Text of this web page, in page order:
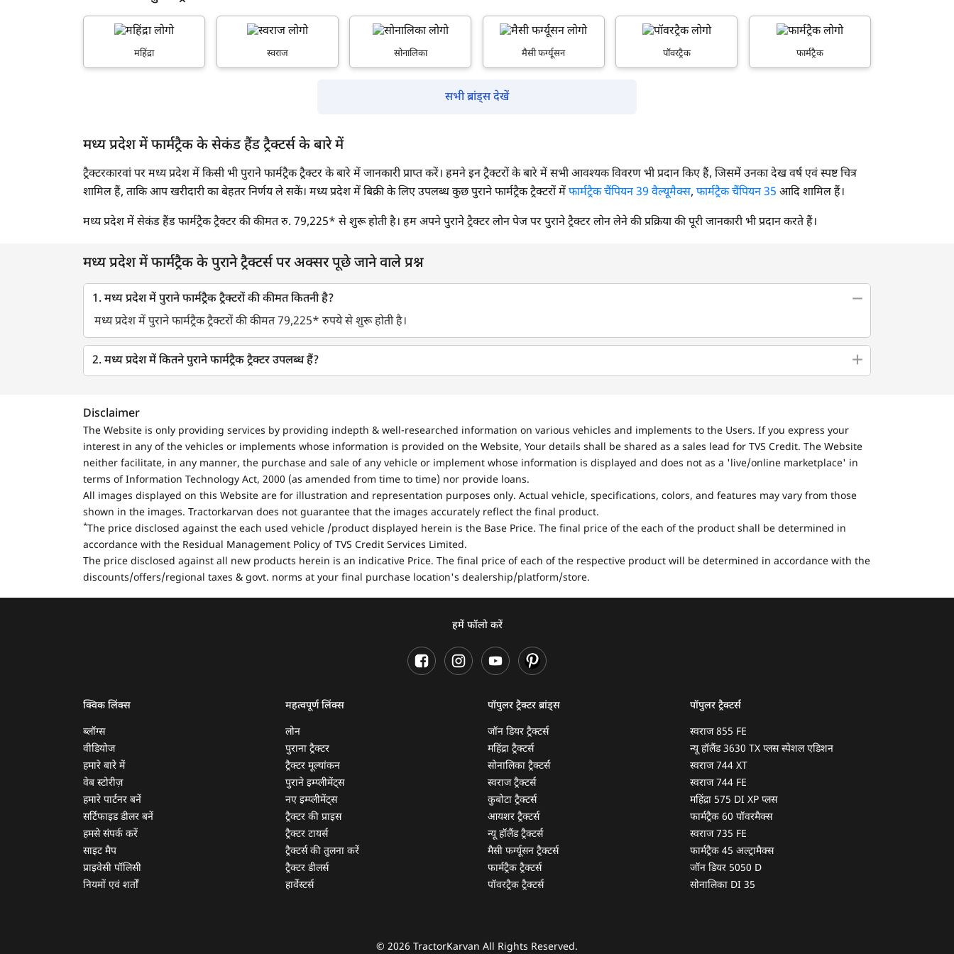
महिंद्रा स्वराज सोनालिका मैसी फर्ग्यूसन पॉवरट्रैक फार्मट्रैक
सभी ब्रांड्स देखें
मध्य प्रदेश में फार्मट्रैक के सेकंड हैंड ट्रैक्टर्स के बारे में
ट्रैक्टरकारवां पर मध्य प्रदेश में किसी भी पुराने फार्मट्रैक ट्रैक्टर के बारे में जानकारी प्राप्त करें। हमने इन ट्रैक्टरों के बारे में सभी आवश्यक विवरण भी प्रदान किए हैं, जिसमें उनका देख वर्ष एवं स्पष्ट चित्र
शामिल हैं, ताकि आप खरीदारी का बेहतर निर्णय ले सकें। मध्य प्रदेश में बिक्री के लिए उपलब्ध कुछ पुराने फार्मट्रैक ट्रैक्टरों मेंफार्मट्रैक चैंपियन 39 वैल्यूमैक्स, फार्मट्रैक चैंपियन 35 आदि शामिल हैं।
मध्य प्रदेश में सेकंड हैंड फार्मट्रैक ट्रैक्टर की कीमत रु. 79,225* से शुरू होती है। हम अपने पुराने ट्रैक्टर लोन पेज पर पुराने ट्रैक्टर लोन लेने की प्रक्रिया की पूरी जानकारी भी प्रदान करते हैं।
मध्य प्रदेश में फार्मट्रैक के पुराने ट्रैक्टर्स पर अक्सर पूछे जाने वाले प्रश्न
1. मध्य प्रदेश में पुराने फार्मट्रैक ट्रैक्टरों की कीमत कितनी है?
मध्य प्रदेश में पुराने फार्मट्रैक ट्रैक्टरों की कीमत 79,225* रुपये से शुरू होती है।
2. मध्य प्रदेश में कितने पुराने फार्मट्रैक ट्रैक्टर उपलब्ध हैं?
Disclaimer
The Website is only providing services by providing indepth & well-researched information on various vehicles and implements to the Users. If you express your
interest in any of the vehicles or implements whose information is provided on the Website, Your details shall be shared as a sales lead for TVS Credit. The Website
neither facilitate, in any manner, the purchase and sale of any vehicle or implement whose information is displayed and does not as a 'live/online marketplace' in
terms of Information Technology Act, 2000 (as amended from time to time) nor provide loans.
All images displayed on this Website are for illustration and representation purposes only. Actual vehicle, specifications, colors, and features may vary from those
shown in the images. Tractorkarvan does not guarantee that the images accurately reflect the final product.
*The price disclosed against the each used vehicle /product displayed herein is the Base Price. The final price of the each of the product shall be determined in
accordance with the Residual Management Policy of TVS Credit Services Limited.
The price disclosed against all new products herein is an indicative Price. The final price of each of the respective product will be determined in accordance with the
discounts/offers/regional taxes & govt. norms at your final purchase location's dealership/platform/store.
हमें फॉलो करें
क्विक लिंक्स
ब्लॉग्स
वीडियोज
हमारे बारे में
वेब स्टोरीज़
हमारे पार्टनर बनें
सर्टिफाइड डीलर बनें
हमसे संपर्क करें
साइट मैप
प्राइवेसी पॉलिसी
नियमों एवं शर्तों
महत्वपूर्ण लिंक्स
लोन
पुराना ट्रैक्टर
ट्रैक्टर मूल्यांकन
पुराने इम्प्लीमेंट्स
नए इम्प्लीमेंट्स
ट्रैक्टर की प्राइस
ट्रैक्टर टायर्स
ट्रैक्टर्स की तुलना करें
ट्रैक्टर डीलर्स
हार्वेस्टर्स
पॉपुलर ट्रैक्टर ब्रांड्स
जॉन डियर ट्रैक्टर्स
महिंद्रा ट्रैक्टर्स
सोनालिका ट्रैक्टर्स
स्वराज ट्रैक्टर्स
कुबोटा ट्रैक्टर्स
आयशर ट्रैक्टर्स
न्यू हॉलैंड ट्रैक्टर्स
मैसी फर्ग्यूसन ट्रैक्टर्स
फार्मट्रैक ट्रैक्टर्स
पॉवरट्रैक ट्रैक्टर्स
पॉपुलर ट्रैक्टर्स
स्वराज 855 FE
न्यू हॉलैंड 3630 TX प्लस स्पेशल एडिशन
स्वराज 744 XT
स्वराज 744 FE
महिंद्रा 575 DI XP प्लस
फार्मट्रैक 60 पॉवरमैक्स
स्वराज 735 FE
फार्मट्रैक 45 अल्ट्रामैक्स
जॉन डियर 5050 D
सोनालिका DI 35
© 2026 TractorKarvan All Rights Reserved.